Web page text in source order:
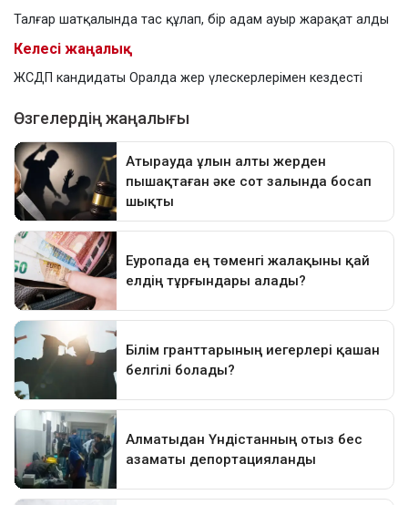
Талғар шатқалында тас құлап, бір адам ауыр жарақат алды
Келесі жаңалық
ЖСДП кандидаты Оралда жер үлескерлерімен кездесті